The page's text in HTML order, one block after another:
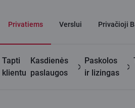
Privatiems Verslui Privačioji
Tapti
klientu
Kasdienės
paslaugos
Paskolos
ir lizingas
Privatiems
Mokėjimai